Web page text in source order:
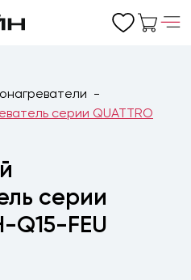
серии QUATTRO
серии
Q15-FEU